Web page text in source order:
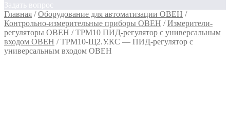
Задать вопрос
Главная /Оборудование для автоматизации ОВЕН /
Контрольно-измерительные приборы ОВЕН /Измерители-
регуляторы ОВЕН /ТРМ10 ПИД-регулятор с универсальным
входом ОВЕН /ТРМ10-Щ2.У.КС — ПИД-регулятор с
универсальным входом ОВЕН